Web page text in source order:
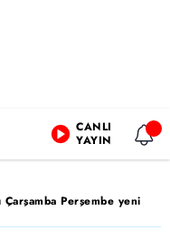
CANLI
YAYIN
Çarşamba Perşembe yeni